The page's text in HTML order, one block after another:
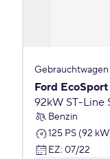
Gebrauchtwagen
Ford EcoSport
92kW ST-Line
Benzin
125 PS (92
EZ: 07/22